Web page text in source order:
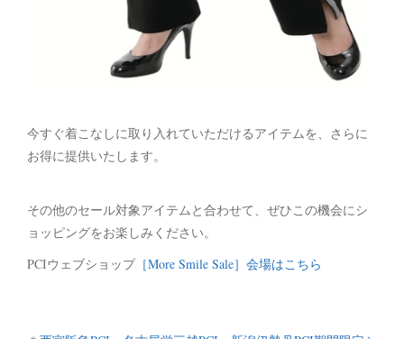
今すぐ着こなしに取り入れていただけるアイテムを、さらに
お得に提供いたします。
その他のセール対象アイテムと合わせて、ぜひこの機会にシ
ョッピングをお楽しみください。
PCIウェブショップ［More Smile Sale］会場はこちら